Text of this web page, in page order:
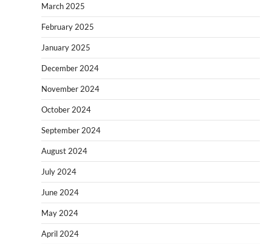
March 2025
February 2025
January 2025
December 2024
November 2024
October 2024
September 2024
August 2024
July 2024
June 2024
May 2024
April 2024